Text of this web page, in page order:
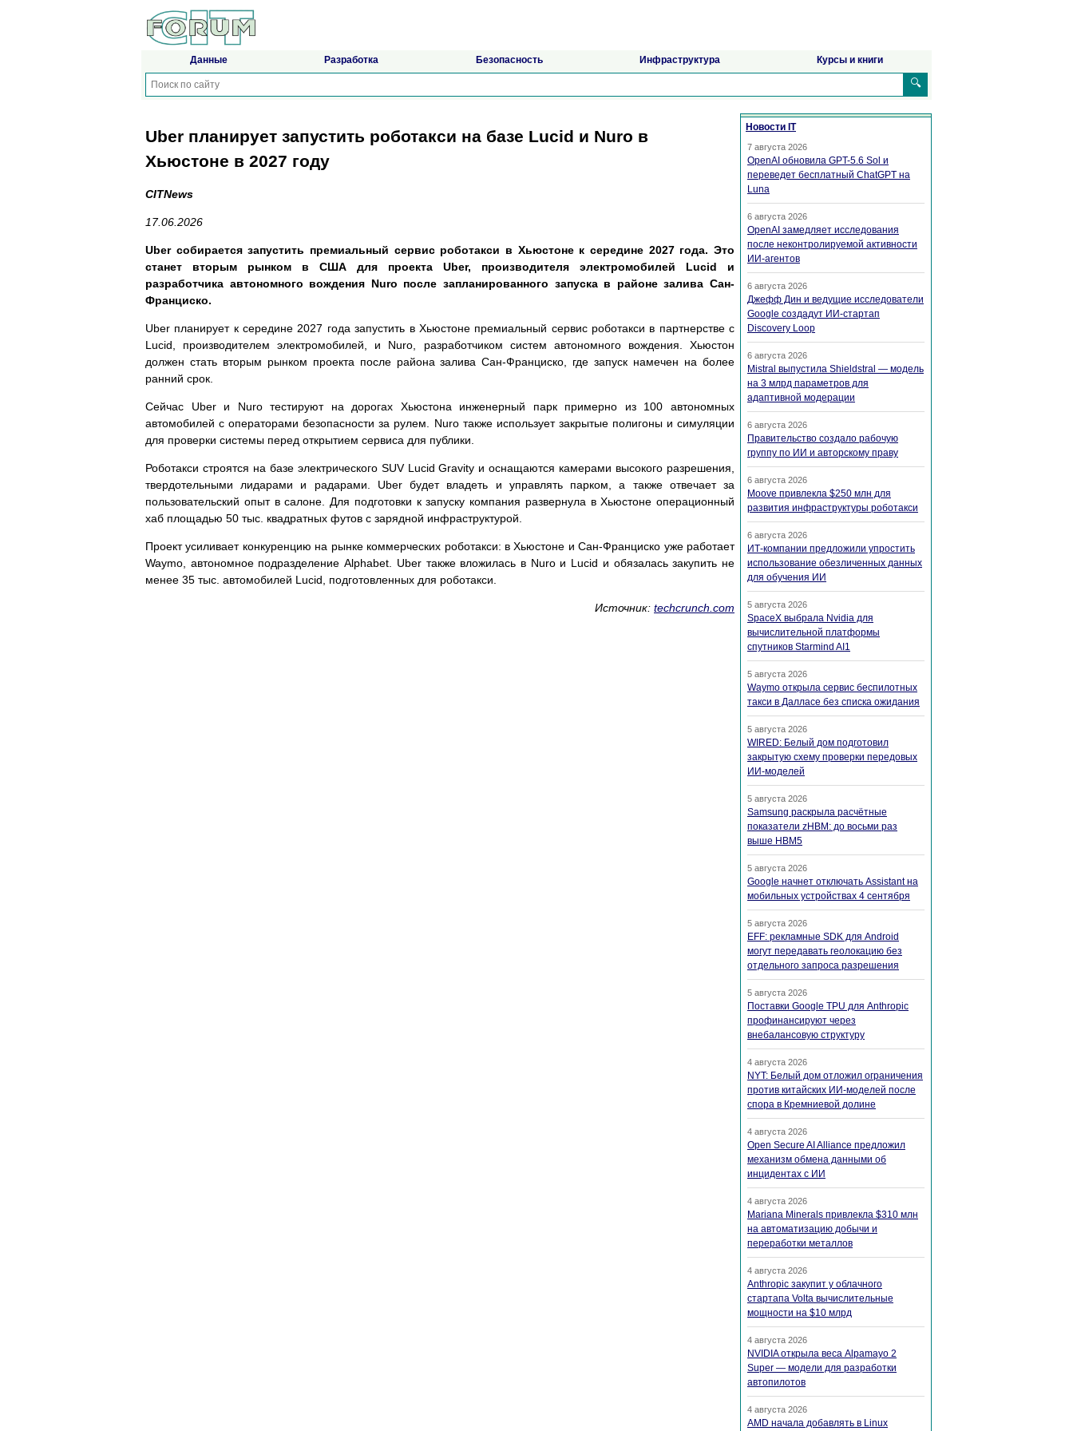
Данные Разработка Безопасность Инфраструктура Курсы и книги
🔍
Uber планирует запустить роботакси на базе Lucid и Nuro в
Хьюстоне в 2027 году
CITNews
17.06.2026
Uber собирается запустить премиальный сервис роботакси в Хьюстоне к середине 2027 года. Это
станет вторым рынком в США для проекта Uber, производителя электромобилей Lucid и
разработчика автономного вождения Nuro после запланированного запуска в районе залива Сан-
Франциско.
Uber планирует к середине 2027 года запустить в Хьюстоне премиальный сервис роботакси в партнерстве с
Lucid, производителем электромобилей, и Nuro, разработчиком систем автономного вождения. Хьюстон
должен стать вторым рынком проекта после района залива Сан-Франциско, где запуск намечен на более
ранний срок.
Сейчас Uber и Nuro тестируют на дорогах Хьюстона инженерный парк примерно из 100 автономных
автомобилей с операторами безопасности за рулем. Nuro также использует закрытые полигоны и симуляции
для проверки системы перед открытием сервиса для публики.
Роботакси строятся на базе электрического SUV Lucid Gravity и оснащаются камерами высокого разрешения,
твердотельными лидарами и радарами. Uber будет владеть и управлять парком, а также отвечает за
пользовательский опыт в салоне. Для подготовки к запуску компания развернула в Хьюстоне операционный
хаб площадью 50 тыс. квадратных футов с зарядной инфраструктурой.
Проект усиливает конкуренцию на рынке коммерческих роботакси: в Хьюстоне и Сан-Франциско уже работает
Waymo, автономное подразделение Alphabet. Uber также вложилась в Nuro и Lucid и обязалась закупить не
менее 35 тыс. автомобилей Lucid, подготовленных для роботакси.
Источник: techcrunch.com
Новости IT
7 августа 2026
OpenAI обновила GPT-5.6 Sol и
переведет бесплатный ChatGPT на
Luna
6 августа 2026
OpenAI замедляет исследования
после неконтролируемой активности
ИИ-агентов
6 августа 2026
Джефф Дин и ведущие исследователи
Google создадут ИИ-стартап
Discovery Loop
6 августа 2026
Mistral выпустила Shieldstral — модель
на 3 млрд параметров для
адаптивной модерации
6 августа 2026
Правительство создало рабочую
группу по ИИ и авторскому праву
6 августа 2026
Moove привлекла $250 млн для
развития инфраструктуры роботакси
6 августа 2026
ИТ-компании предложили упростить
использование обезличенных данных
для обучения ИИ
5 августа 2026
SpaceX выбрала Nvidia для
вычислительной платформы
спутников Starmind AI1
5 августа 2026
Waymo открыла сервис беспилотных
такси в Далласе без списка ожидания
5 августа 2026
WIRED: Белый дом подготовил
закрытую схему проверки передовых
ИИ-моделей
5 августа 2026
Samsung раскрыла расчётные
показатели zHBM: до восьми раз
выше HBM5
5 августа 2026
Google начнет отключать Assistant на
мобильных устройствах 4 сентября
5 августа 2026
EFF: рекламные SDK для Android
могут передавать геолокацию без
отдельного запроса разрешения
5 августа 2026
Поставки Google TPU для Anthropic
профинансируют через
внебалансовую структуру
4 августа 2026
NYT: Белый дом отложил ограничения
против китайских ИИ-моделей после
спора в Кремниевой долине
4 августа 2026
Open Secure AI Alliance предложил
механизм обмена данными об
инцидентах с ИИ
4 августа 2026
Mariana Minerals привлекла $310 млн
на автоматизацию добычи и
переработки металлов
4 августа 2026
Anthropic закупит у облачного
стартапа Volta вычислительные
мощности на $10 млрд
4 августа 2026
NVIDIA открыла веса Alpamayo 2
Super — модели для разработки
автопилотов
4 августа 2026
AMD начала добавлять в Linux